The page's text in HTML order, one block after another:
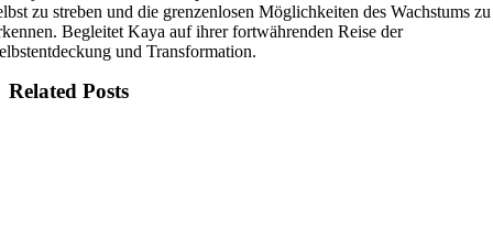
zu streben und die grenzenlosen Möglichkeiten des Wachstums zu
Begleitet Kaya auf ihrer fortwährenden Reise der
und Transformation.
Related Posts